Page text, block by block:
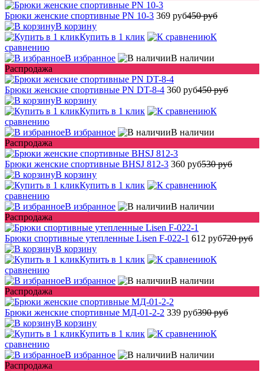
Брюки женские спортивные PN 10-3 369 руб450 руб
В корзину
Купить в 1 клик
К
сравнению
В избранное
В наличии
Распродажа
Брюки женские спортивные PN DT-8-4 360 руб450 руб
В корзину
Купить в 1 клик
К
сравнению
В избранное
В наличии
Распродажа
Брюки женские спортивные BHSJ 812-3 360 руб530 руб
В корзину
Купить в 1 клик
К
сравнению
В избранное
В наличии
Распродажа
Брюки спортивные утепленные Lisen F-022-1 612 руб720 руб
В корзину
Купить в 1 клик
К
сравнению
В избранное
В наличии
Распродажа
Брюки женские спортивные МД-01-2-2 339 руб390 руб
В корзину
Купить в 1 клик
К
сравнению
В избранное
В наличии
Распродажа